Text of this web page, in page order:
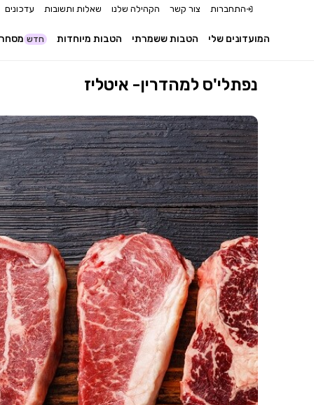
התחברות צור קשר הקהילה שלנו שאלות ותשובות עדכונים
חדש הטבות מיוחדות הטבות ששמרתי המועדונים שלי
נפתלי'ס למהדרין- איטליז